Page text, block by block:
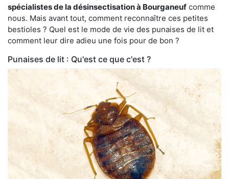
spécialistes de la désinsectisation à Bourganeuf comme
nous. Mais avant tout, comment reconnaître ces petites
bestioles ? Quel est le mode de vie des punaises de lit et
comment leur dire adieu une fois pour de bon ?
Punaises de lit : Qu'est ce que c'est ?